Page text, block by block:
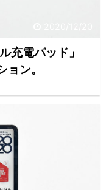
充電パッド」
ン。